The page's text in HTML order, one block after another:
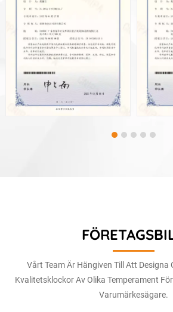
Vårt Team Är Hängiven Till Att Designa
Kvalitetsklockor Av Olika Temperament
Varumärkesägare.